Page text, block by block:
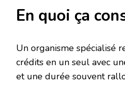
En quoi ça
Un organisme spécialisé
crédits en un seul avec
et une durée souvent